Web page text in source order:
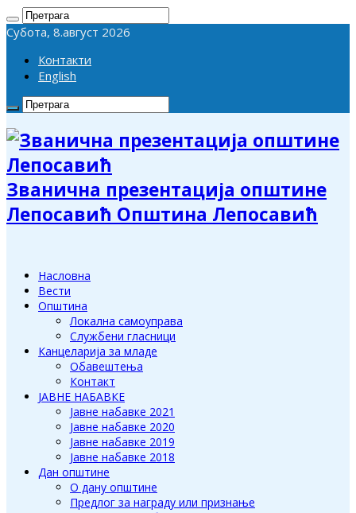
Субота, 8.август 2026
Контакти
English
Званична презентација општине
Лепосавић Општина Лепосавић
Насловна
Вести
Општина
Локална самоуправа
Службени гласници
Канцеларија за младе
Обавештења
Контакт
ЈАВНЕ НАБАВКЕ
Јавне набавке 2021
Јавне набавке 2020
Јавне набавке 2019
Јавне набавке 2018
Дан општине
О дану општине
Предлог за награду или признање